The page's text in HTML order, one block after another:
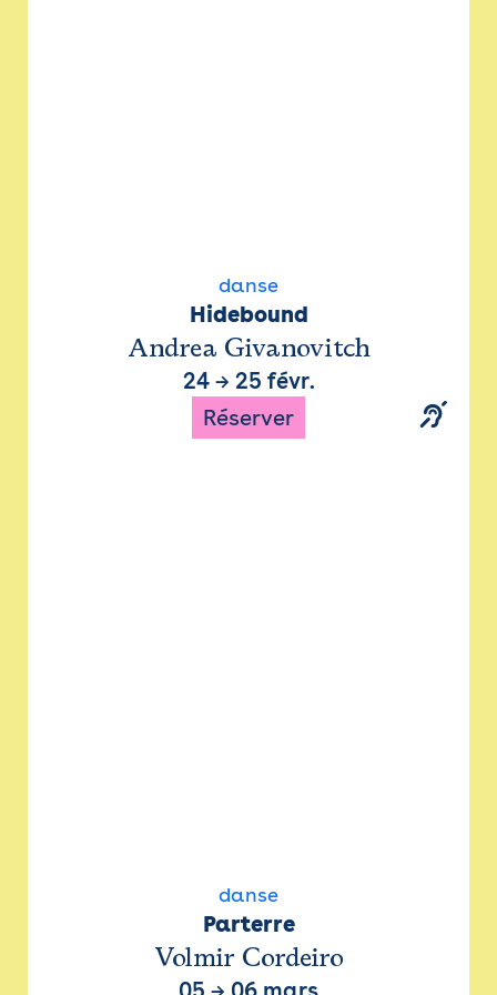
danse
Hidebound
Andrea Givanovitch
24→ 25 févr.
Réserver
danse
Parterre
Volmir Cordeiro